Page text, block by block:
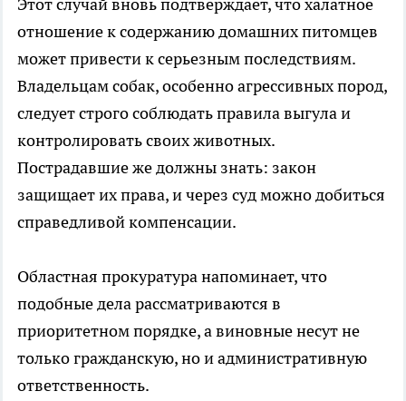
отношение к содержанию домашних питомцев
может привести к серьезным последствиям.
Владельцам собак, особенно агрессивных пород,
следует строго соблюдать правила выгула и
контролировать своих животных.
Пострадавшие же должны знать: закон
защищает их права, и через суд можно добиться
справедливой компенсации.
Областная прокуратура напоминает, что
подобные дела рассматриваются в
приоритетном порядке, а виновные несут не
только гражданскую, но и административную
ответственность.